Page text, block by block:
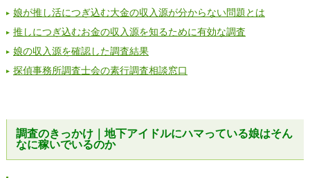
娘が推し活につぎ込む大金の収入源が分からない問題とは
推しにつぎ込むお金の収入源を知るために有効な調査
娘の収入源を確認した調査結果
探偵事務所調査士会の素行調査相談窓口
調査のきっかけ｜地下アイドルにハマっている娘はそん
なに稼いでいるのか